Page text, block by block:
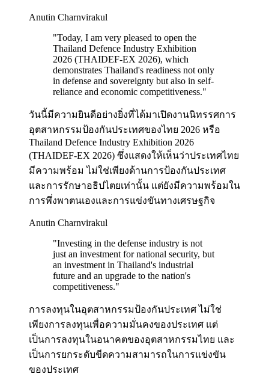
Anutin Charnvirakul
"Today, I am very pleased to open the
Thailand Defence Industry Exhibition
2026 (THAIDEF-EX 2026), which
demonstrates Thailand's readiness not only
in defense and sovereignty but also in self-
reliance and economic competitiveness."
วันนี้มีความยินดีอย่างยิ่งที่ได้มาเปิดงานนิทรรศการ
อุตสาหกรรมป้องกันประเทศของไทย 2026 หรือ
Thailand Defence Industry Exhibition 2026
(THAIDEF-EX 2026) ซึ่งแสดงให้เห็นว่าประเทศไทย
มีความพร้อม ไม่ใช่เพียงด้านการป้องกันประเทศ
และการรักษาอธิปไตยเท่านั้น แต่ยังมีความพร้อมใน
การพึ่งพาตนเองและการแข่งขันทางเศรษฐกิจ
Anutin Charnvirakul
"Investing in the defense industry is not
just an investment for national security, but
an investment in Thailand's industrial
future and an upgrade to the nation's
competitiveness."
การลงทุนในอุตสาหกรรมป้องกันประเทศ ไม่ใช่
เพียงการลงทุนเพื่อความมั่นคงของประเทศ แต่
เป็นการลงทุนในอนาคตของอุตสาหกรรมไทย และ
เป็นการยกระดับขีดความสามารถในการแข่งขัน
ของประเทศ